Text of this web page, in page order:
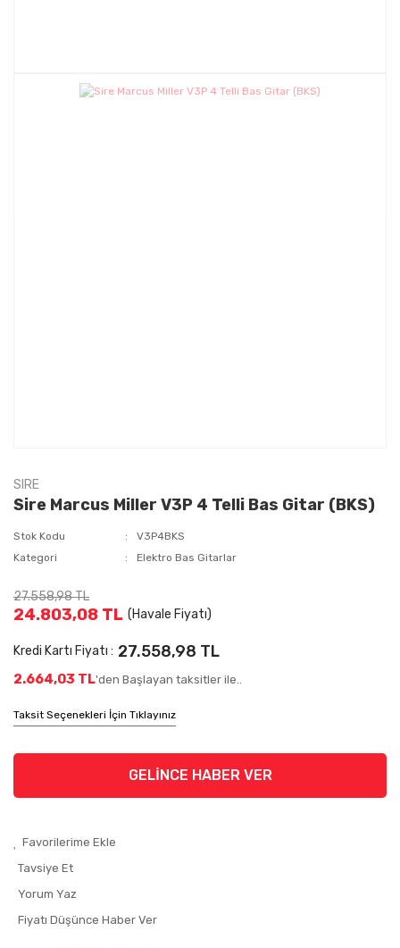
SIRE
Sire Marcus Miller V3P 4 Telli Bas Gitar (BKS)
Stok Kodu
V3P4BKS
Kategori
Elektro Bas Gitarlar
27.558,98 TL
24.803,08 TL (Havale Fiyatı)
Kredi Kartı Fiyatı : 27.558,98 TL
2.664,03 TL'den Başlayan taksitler ile..
Taksit Seçenekleri İçin Tıklayınız
GELİNCE HABER VER
Tavsiye Et
Yorum Yaz
Fiyatı Düşünce Haber Ver